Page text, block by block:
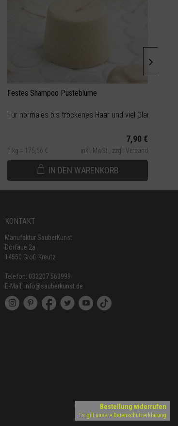
Festes Shampoo Pusteblume
Für normales bis trockenes Haar und viel Glanz
7,90 €
1 kg = 175,56 € inkl. MwSt., zzgl. Versand
IN DEN WARENKORB
KONTAKT
Manufaktur SauberKunst
Dorfaue 2a
14550 Groß Kreutz
Telefon: 033207 563999
E-Mail: info@sauberkunst.de
Copyright © 2026 SauberKunst
Realisiert von
mit
Bestellung widerrufen
Es gilt unsere Datenschutzerklärung